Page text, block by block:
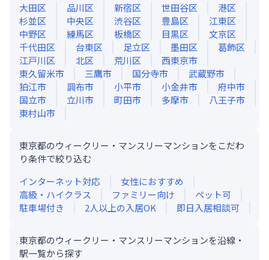
大田区
品川区 新宿区 世田谷区
港区
杉並区
中央区 渋谷区 豊島区
江東区
中野区
練馬区 板橋区 目黒区
文京区
千代田区
台東区 足立区 墨田区
葛飾区
江戸川区
北区 荒川区
西東京市
東久留米市
三鷹市 国分寺市
武蔵野市
狛江市
調布市 小平市 小金井市
府中市
国立市
立川市 町田市 多摩市
八王子市
東村山市
東京都のウィークリー・マンスリーマンションをこだわ
り条件で絞り込む
インターネット対応
女性におすすめ
高級・ハイクラス
ファミリー向け
ペット可
駐車場付き
2人以上の入居OK 即日入居相談可
東京都のウィークリー・マンスリーマンションを沿線・
駅一覧から探す